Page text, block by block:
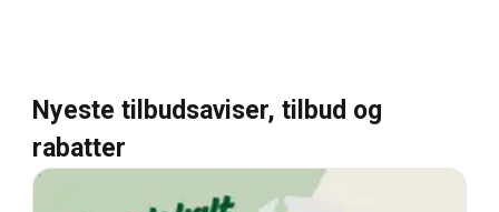
Nyeste tilbudsaviser, tilbud og
rabatter